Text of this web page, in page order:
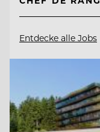
Entdecke alle Jobs